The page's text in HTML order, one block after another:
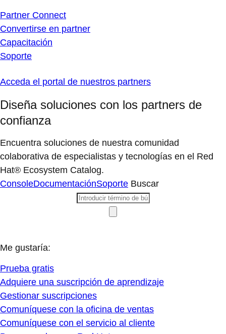
Partner Connect
Convertirse en partner
Capacitación
Soporte
Acceda el portal de nuestros partners
Diseña soluciones con los partners de
confianza
Encuentra soluciones de nuestra comunidad
colaborativa de especialistas y tecnologías en el Red
Hat® Ecosystem Catalog.
ConsoleDocumentaciónSoporte Buscar
Me gustaría:
Prueba gratis
Adquiere una suscripción de aprendizaje
Gestionar suscripciones
Comuníquese con la oficina de ventas
Comuníquese con el servicio al cliente